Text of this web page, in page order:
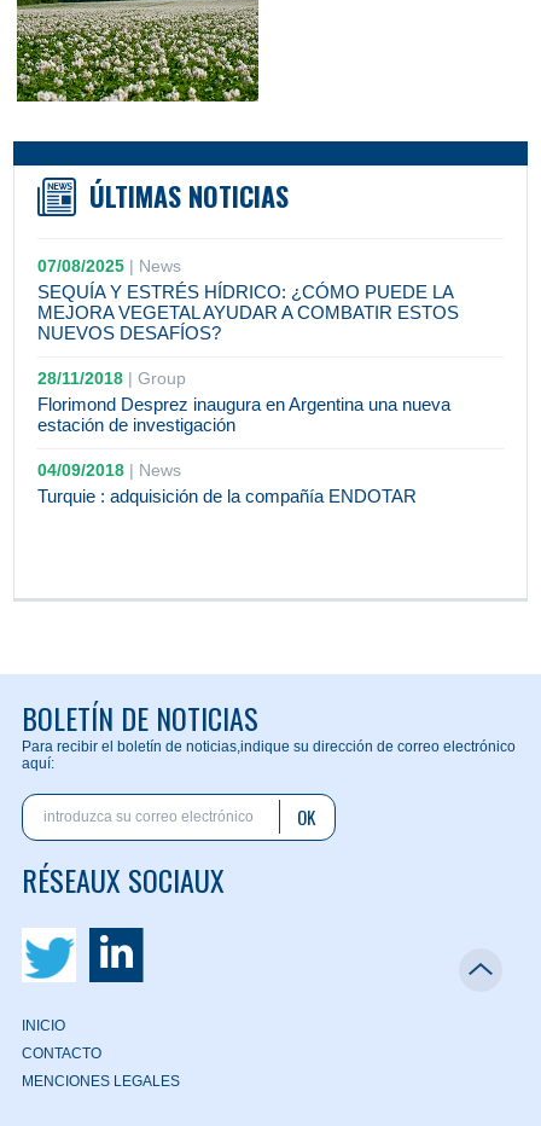
ÚLTIMAS NOTICIAS
07/08/2025 | News
SEQUÍA Y ESTRÉS HÍDRICO: ¿CÓMO PUEDE LA
MEJORA VEGETAL AYUDAR A COMBATIR ESTOS
NUEVOS DESAFÍOS?
28/11/2018 |Group
Florimond Desprez inaugura en Argentina una nueva
estación de investigación
04/09/2018 | News
Turquie : adquisición de la compañía ENDOTAR
BOLETÍN DE NOTICIAS
Para recibir el boletín de noticias,indique su dirección de correo electrónico
aquí:
OK
RÉSEAUX SOCIAUX
INICIO
CONTACTO
MENCIONES LEGALES